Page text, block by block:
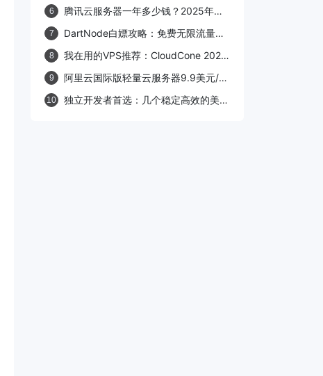
6
腾讯云服务器一年多少钱？2025年性
7
DartNode白嫖攻略：免费无限流量
8
我在用的VPS推荐：CloudCone 2025
9
阿里云国际版轻量云服务器9.9美元/
10
独立开发者首选：几个稳定高效的美国